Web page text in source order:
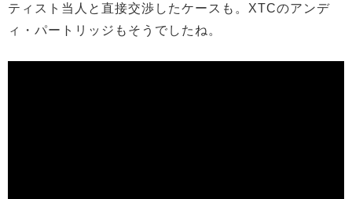
ティスト当人と直接交渉したケースも。XTCのアンデ
ィ・パートリッジもそうでしたね。